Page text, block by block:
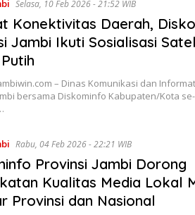
Selasa, 10 Feb 2026 - 21:52 WIB
Konektivitas Daerah,
Jambi Ikuti Sosialisasi
– Dinas Komunikasi dan
bersama Diskominfo Kabupaten/Kota
Rabu, 04 Feb 2026 - 22:21 WIB
Provinsi Jambi Dorong
Kualitas Media Lokal
Provinsi dan Nasional